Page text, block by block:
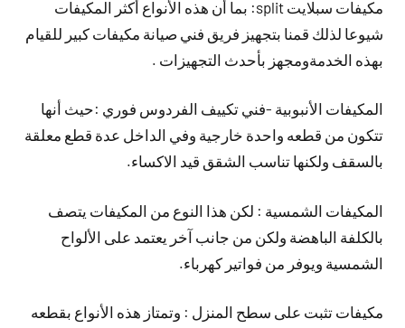
مكيفات سبلايت split: بما أن هذه الأنواع أكثر المكيفات
شيوعا لذلك قمنا بتجهيز فريق فني صيانة مكيفات كبير للقيام
بهذه الخدمةومجهز بأحدث التجهيزات .
المكيفات الأنبوبية -فني تكييف الفردوس فوري :حيث أنها
تتكون من قطعه واحدة خارجية وفي الداخل عدة قطع معلقة
بالسقف ولكنها تناسب الشقق قيد الاكساء.
المكيفات الشمسية : لكن هذا النوع من المكيفات يتصف
بالكلفة الباهضة ولكن من جانب آخر يعتمد على الألواح
الشمسية ويوفر من فواتير كهرباء.
مكيفات تثبت على سطح المنزل : وتمتاز هذه الأنواع بقطعه